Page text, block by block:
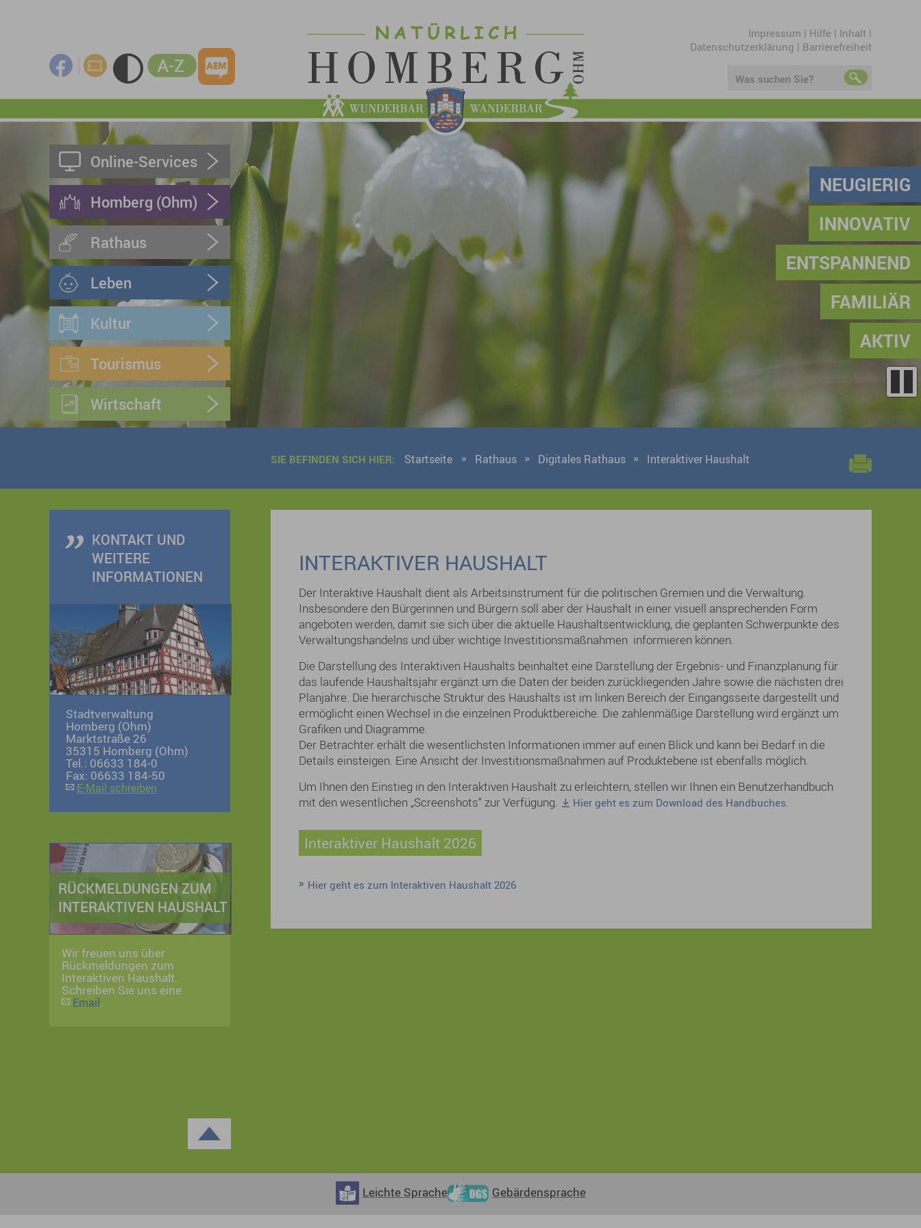
Impressum | Hilfe | Inhalt |
Datenschutzerklärung | Barrierefreiheit
Was suchen Sie?
NEUGIERIG
INNOVATIV
ENTSPANNEND
FAMILIÄR
AKTIV
Online-Services
Homberg (Ohm)
Rathaus
Leben
Kultur
Tourismus
Wirtschaft
SIE BEFINDEN SICH HIER: Startseite Rathaus Digitales Rathaus Interaktiver Haushalt
KONTAKT UND
WEITERE
INFORMATIONEN
Stadtverwaltung
Homberg (Ohm)
Marktstraße 26
35315 Homberg (Ohm)
Tel.: 06633 184-0
Fax: 06633 184-50
E-Mail schreiben
RÜCKMELDUNGEN ZUM
INTERAKTIVEN HAUSHALT
Wir freuen uns über
Rückmeldungen zum
Interaktiven Haushalt.
Schreiben Sie uns eine
Email.
INTERAKTIVER HAUSHALT
Der Interaktive Haushalt dient als Arbeitsinstrument für die politischen Gremien und die Verwaltung.
Insbesondere den Bürgerinnen und Bürgern soll aber der Haushalt in einer visuell ansprechenden Form
angeboten werden, damit sie sich über die aktuelle Haushaltsentwicklung, die geplanten Schwerpunkte des
Verwaltungshandelns und über wichtige Investitionsmaßnahmen informieren können.
Die Darstellung des Interaktiven Haushalts beinhaltet eine Darstellung der Ergebnis- und Finanzplanung für
das laufende Haushaltsjahr ergänzt um die Daten der beiden zurückliegenden Jahre sowie die nächsten drei
Planjahre. Die hierarchische Struktur des Haushalts ist im linken Bereich der Eingangsseite dargestellt und
ermöglicht einen Wechsel in die einzelnen Produktbereiche. Die zahlenmäßige Darstellung wird ergänzt um
Grafiken und Diagramme.
Der Betrachter erhält die wesentlichsten Informationen immer auf einen Blick und kann bei Bedarf in die
Details einsteigen. Eine Ansicht der Investitionsmaßnahmen auf Produktebene ist ebenfalls möglich.
Um Ihnen den Einstieg in den Interaktiven Haushalt zu erleichtern, stellen wir Ihnen ein Benutzerhandbuch
mit den wesentlichen „Screenshots“ zur Verfügung.
Hier geht es zum Download des Handbuches.
Interaktiver Haushalt 2026
Hier geht es zum Interaktiven Haushalt 2026
Leichte Sprache Gebärdensprache